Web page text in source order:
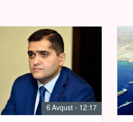
6 Avqust - 12:17